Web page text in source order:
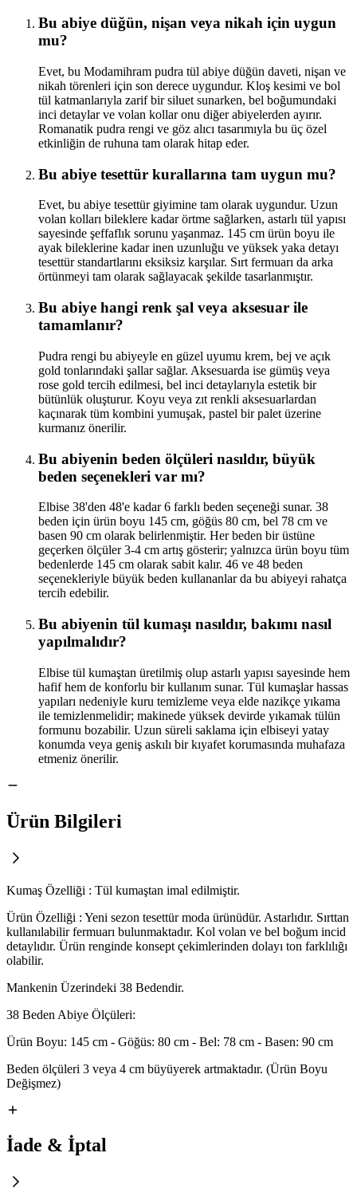
Bu abiye düğün, nişan veya nikah için uygun
mu?
Evet, bu Modamihram pudra tül abiye düğün daveti, nişan ve
nikah törenleri için son derece uygundur. Kloş kesimi ve bol
tül katmanlarıyla zarif bir siluet sunarken, bel boğumundaki
inci detaylar ve volan kollar onu diğer abiyelerden ayırır.
Romanatik pudra rengi ve göz alıcı tasarımıyla bu üç özel
etkinliğin de ruhuna tam olarak hitap eder.
Bu abiye tesettür kurallarına tam uygun mu?
Evet, bu abiye tesettür giyimine tam olarak uygundur. Uzun
volan kolları bileklere kadar örtme sağlarken, astarlı tül yapısı
sayesinde şeffaflık sorunu yaşanmaz. 145 cm ürün boyu ile
ayak bileklerine kadar inen uzunluğu ve yüksek yaka detayı
tesettür standartlarını eksiksiz karşılar. Sırt fermuarı da arka
örtünmeyi tam olarak sağlayacak şekilde tasarlanmıştır.
Bu abiye hangi renk şal veya aksesuar ile
tamamlanır?
Pudra rengi bu abiyeyle en güzel uyumu krem, bej ve açık
gold tonlarındaki şallar sağlar. Aksesuarda ise gümüş veya
rose gold tercih edilmesi, bel inci detaylarıyla estetik bir
bütünlük oluşturur. Koyu veya zıt renkli aksesuarlardan
kaçınarak tüm kombini yumuşak, pastel bir palet üzerine
kurmanız önerilir.
Bu abiyenin beden ölçüleri nasıldır, büyük
beden seçenekleri var mı?
Elbise 38'den 48'e kadar 6 farklı beden seçeneği sunar. 38
beden için ürün boyu 145 cm, göğüs 80 cm, bel 78 cm ve
basen 90 cm olarak belirlenmiştir. Her beden bir üstüne
geçerken ölçüler 3-4 cm artış gösterir; yalnızca ürün boyu tüm
bedenlerde 145 cm olarak sabit kalır. 46 ve 48 beden
seçenekleriyle büyük beden kullananlar da bu abiyeyi rahatça
tercih edebilir.
Bu abiyenin tül kumaşı nasıldır, bakımı nasıl
yapılmalıdır?
Elbise tül kumaştan üretilmiş olup astarlı yapısı sayesinde hem
hafif hem de konforlu bir kullanım sunar. Tül kumaşlar hassas
yapıları nedeniyle kuru temizleme veya elde nazikçe yıkama
ile temizlenmelidir; makinede yüksek devirde yıkamak tülün
formunu bozabilir. Uzun süreli saklama için elbiseyi yatay
konumda veya geniş askılı bir kıyafet korumasında muhafaza
etmeniz önerilir.
Ürün Bilgileri
Kumaş Özelliği : Tül kumaştan imal edilmiştir.
Ürün Özelliği : Yeni sezon tesettür moda ürünüdür. Astarlıdır. Sırttan
kullanılabilir fermuarı bulunmaktadır. Kol volan ve bel boğum incid
detaylıdır. Ürün renginde konsept çekimlerinden dolayı ton farklılığı
olabilir.
Mankenin Üzerindeki 38 Bedendir.
38 Beden Abiye Ölçüleri:
Ürün Boyu: 145 cm - Göğüs: 80 cm - Bel: 78 cm - Basen: 90 cm
Beden ölçüleri 3 veya 4 cm büyüyerek artmaktadır. (Ürün Boyu
Değişmez)
İade & İptal